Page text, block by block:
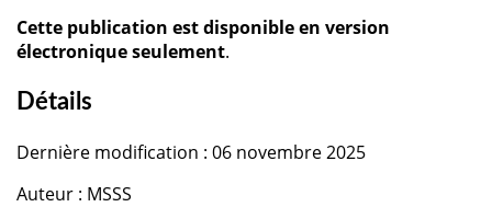
Cette publication est disponible en version
électronique seulement.
Détails
Dernière modification : 06 novembre 2025
Auteur : MSSS